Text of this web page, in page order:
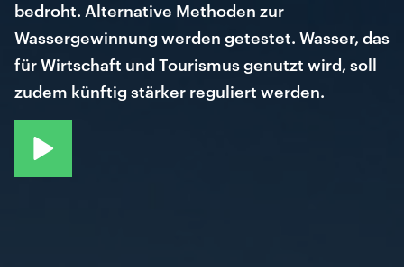
bedroht. Alternative Methoden zur
Wassergewinnung werden getestet. Wasser, das
für Wirtschaft und Tourismus genutzt wird, soll
zudem künftig stärker reguliert werden.